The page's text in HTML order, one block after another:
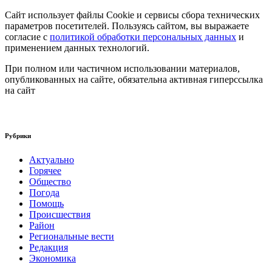
Сайт использует файлы Cookie и сервисы сбора технических
параметров посетителей. Пользуясь сайтом, вы выражаете
согласие с политикой обработки персональных данных и
применением данных технологий.
При полном или частичном использовании материалов,
опубликованных на сайте, обязательна активная гиперссылка
на сайт
Рубрики
Актуально
Горячее
Общество
Погода
Помощь
Происшествия
Район
Региональные вести
Редакция
Экономика